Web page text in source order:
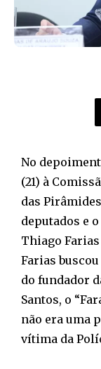
No
(21) à
das
deputados e
Thiago Farias
Farias
do fundador
Santos, o
não era uma
vítima da